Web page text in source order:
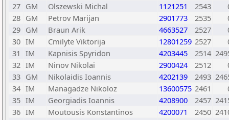
27 GM Olszewski Michal 1121251 2543
28 GM Petrov Marijan 2901773 2535
29 GM Braun Arik 4663527 2527
30 IM Cmilyte Viktorija 12801259 2527
31 IM Kapnisis Spyridon 4203445 2514
32 IM Ninov Nikolai 2900424 2512
33 GM Nikolaidis Ioannis 4202139 2493
34 IM Managadze Nikoloz 13600575 2461
35 IM Georgiadis Ioannis 4208900 2457
36 IM Moutousis Konstantinos 4200071 2450